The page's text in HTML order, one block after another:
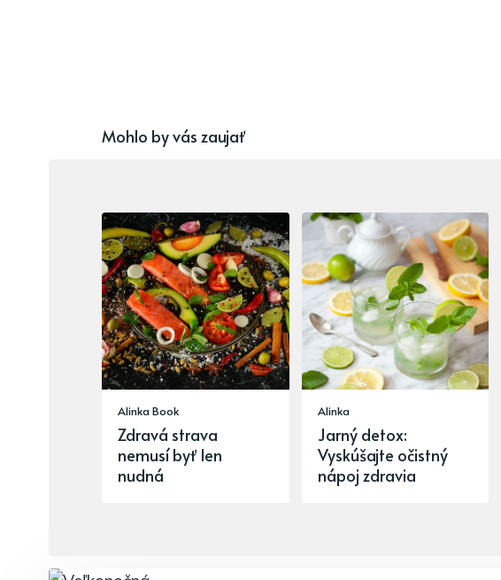
Mohlo by vás zaujať
Alinka Book
Zdravá strava
nemusí byť len
nudná
Alinka
Jarný detox:
Vyskúšajte očistný
nápoj zdravia